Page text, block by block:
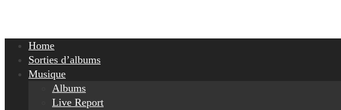
Home
Sorties d’albums
Musique
Albums
Live Report